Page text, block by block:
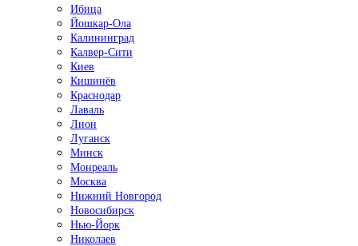
Ибица
Йошкар-Ола
Калининград
Калвер-Сити
Киев
Кишинёв
Краснодар
Лаваль
Лион
Луганск
Минск
Монреаль
Москва
Нижний Новгород
Новосибирск
Нью-Йорк
Николаев